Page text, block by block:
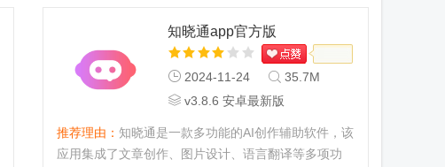
知晓通app官方版
2024-11-24
35.7M
v3.8.6 安卓最新版
推荐理由： 知晓通是一款多功能的AI创作辅助软件，该
应用集成了文章创作、图片设计、语言翻译等多项功